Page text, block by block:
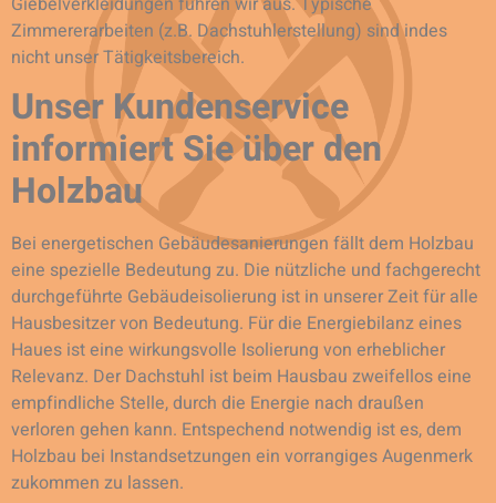
Zimmererarbeiten (z.B. Dachstuhlerstellung) sind indes
nicht unser Tätigkeitsbereich.
Unser Kundenservice
informiert Sie über den
Holzbau
Bei energetischen Gebäudesanierungen fällt dem Holzbau
eine spezielle Bedeutung zu. Die nützliche und fachgerecht
durchgeführte Gebäudeisolierung ist in unserer Zeit für alle
Hausbesitzer von Bedeutung. Für die Energiebilanz eines
Haues ist eine wirkungsvolle Isolierung von erheblicher
Relevanz. Der Dachstuhl ist beim Hausbau zweifellos eine
empfindliche Stelle, durch die Energie nach draußen
verloren gehen kann. Entspechend notwendig ist es, dem
Holzbau bei Instandsetzungen ein vorrangiges Augenmerk
zukommen zu lassen.